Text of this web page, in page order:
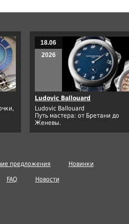
18.06
2026
Ludovic Ballouard
Ludovic Ballouard
Путь мастера: от Бретани до
Женевы.
предложения Новинки
FAQ Новости